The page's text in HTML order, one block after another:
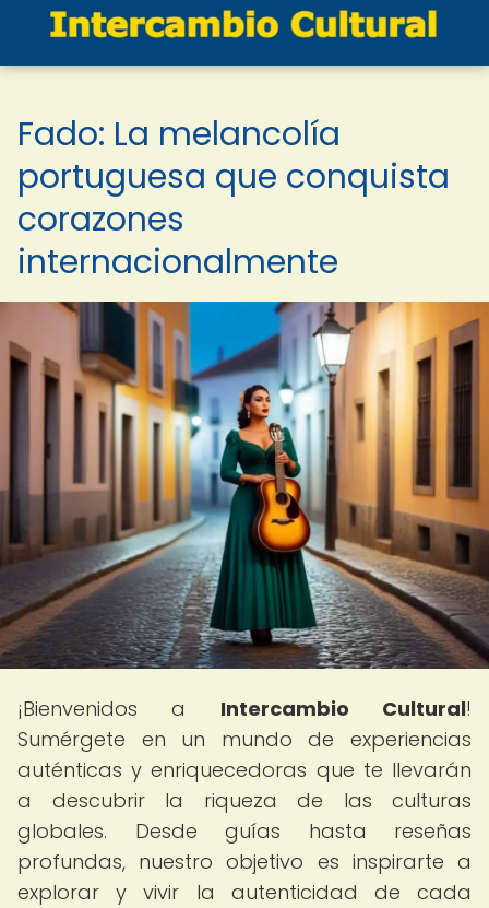
Fado: La melancolía
portuguesa que conquista
corazones
internacionalmente
¡Bienvenidos a Intercambio Cultural!
Sumérgete en un mundo de experiencias
auténticas y enriquecedoras que te llevarán
a descubrir la riqueza de las culturas
globales. Desde guías hasta reseñas
profundas, nuestro objetivo es inspirarte a
explorar y vivir la autenticidad de cada